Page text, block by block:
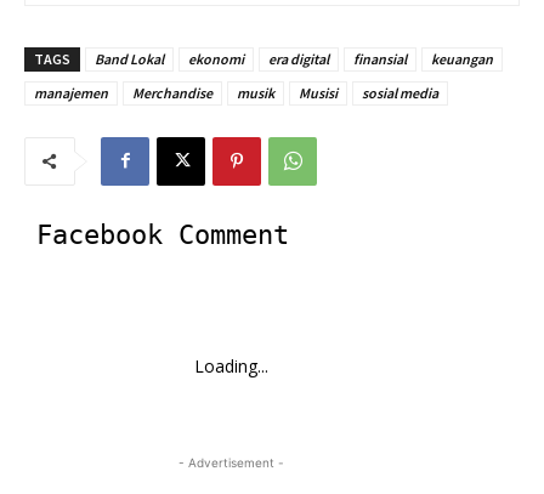
TAGS Band Lokal ekonomi era digital finansial
keuangan
manajemen
Merchandise musik Musisi sosial media
Facebook Comment
Loading...
- Advertisement -